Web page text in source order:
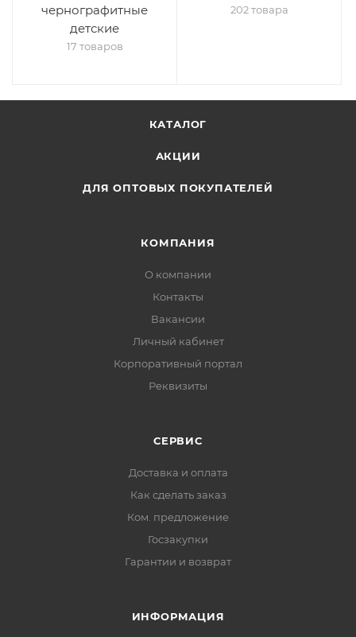
чернографитные
детские
17 товаров
202 товара
КАТАЛОГ
АКЦИИ
ДЛЯ ОПТОВЫХ ПОКУПАТЕЛЕЙ
КОМПАНИЯ
О компании
Контакты
Вакансии
Личный кабинет
Корпоративный портал
Реквизиты
СЕРВИС
Доставка и оплата
Как сделать заказ
Ком. предложение
Госзакупки
Гарантии и возврат
ИНФОРМАЦИЯ